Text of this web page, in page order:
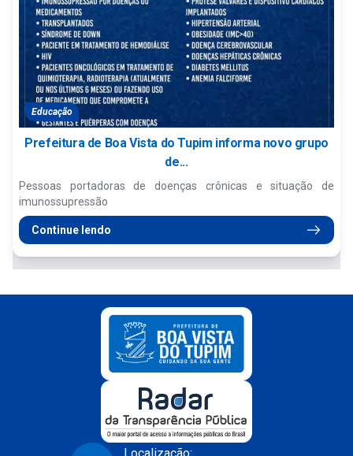
Educação
Prefeitura de Boa Vista do Tupim informa novo grupo
de...
Pessoas portadoras de doenças crônicas e situação de
imunossupressão
Continue lendo